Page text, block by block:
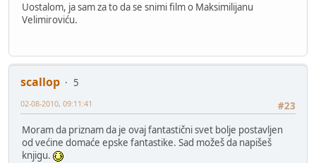
Uostalom, ja sam za to da se snimi film o Maksimilijanu
Velimiroviću.
scallop
5
#23
02-08-2010, 09:11:41
Moram da priznam da je ovaj fantastični svet bolje postavljen
od većine domaće epske fantastike. Sad možeš da napišeš
knjigu.